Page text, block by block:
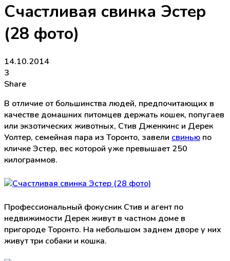
Счастливая свинка Эстер
(28 фото)
14.10.2014
3
Share
В отличие от большинства людей, предпочитающих в
качестве домашних питомцев держать кошек, попугаев
или экзотических животных, Стив Дженкинс и Дерек
Уолтер, семейная пара из Торонто, завели свинью по
кличке Эстер, вес которой уже превышает 250
килограммов.
Профессиональный фокусник Стив и агент по
недвижимости Дерек живут в частном доме в
пригороде Торонто. На небольшом заднем дворе у них
живут три собаки и кошка.